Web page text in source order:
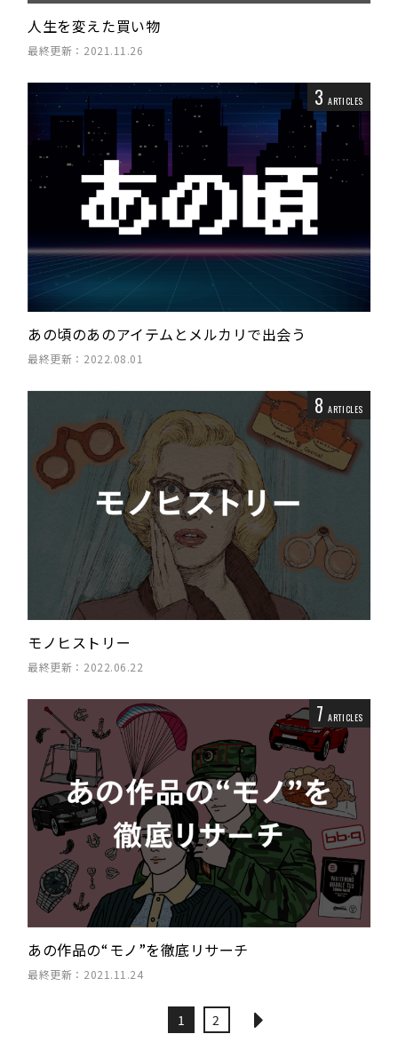
人生を変えた買い物
最終更新：2021.11.26
3 ARTICLES
あの頃のあのアイテムとメルカリで出会う
最終更新：2022.08.01
8 ARTICLES
モノヒストリー
最終更新：2022.06.22
7 ARTICLES
あの作品の“モノ”を徹底リサーチ
最終更新：2021.11.24
1 2